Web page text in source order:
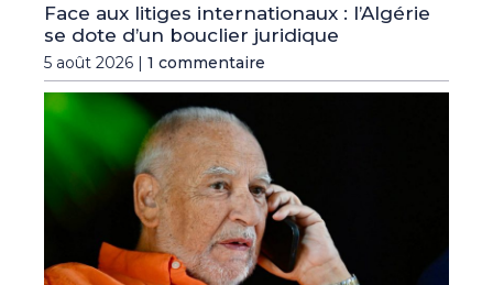
Face aux litiges internationaux : l’Algérie
se dote d’un bouclier juridique
5 août 2026 | 1 commentaire